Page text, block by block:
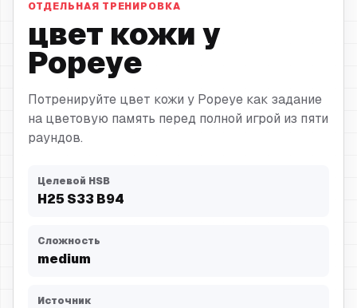
ОТДЕЛЬНАЯ ТРЕНИРОВКА
цвет кожи у
Popeye
Потренируйте цвет кожи у Popeye как задание
на цветовую память перед полной игрой из пяти
раундов.
Целевой HSB
H25S33B94
Сложность
medium
Источник